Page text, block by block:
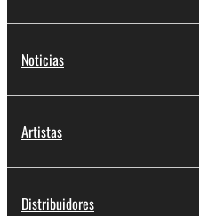
Noticias
Artistas
Distribuidores